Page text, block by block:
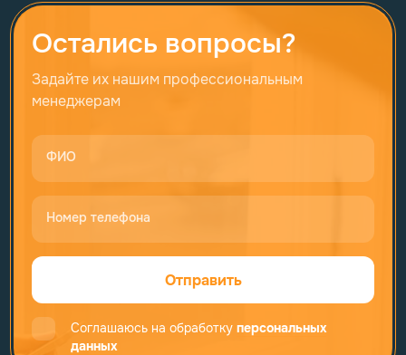
Остались вопросы?
Задайте их нашим профессиональным
менеджерам
ФИО
Номер телефона
Отправить
Соглашаюсь на обработку персональных
данных